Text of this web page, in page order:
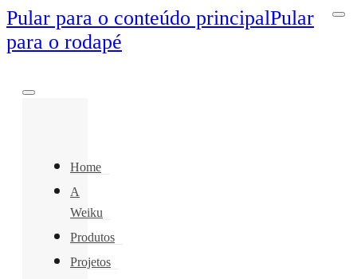
Pular para o conteúdo principalPular
para o rodapé
Home
A
Weiku
Produtos
Projetos